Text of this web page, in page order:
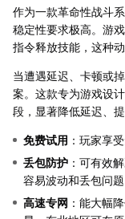
作为一款革命性战斗
稳定性要求极高。游
指令释放技能，这种
当遭遇延迟、卡顿或
案。这款专为游戏设
段，显著降低延迟、
免费试用 ：玩家享
丢包防护 ：可有效
容易波动和丢包问题
高速专网 ：能大幅